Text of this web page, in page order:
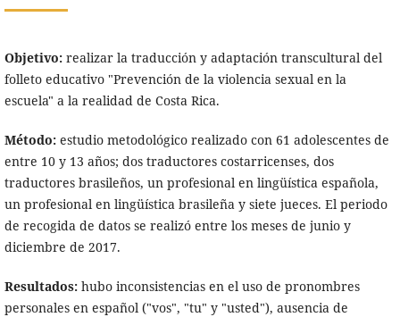
Objetivo: realizar la traducción y adaptación transcultural del
folleto educativo "Prevención de la violencia sexual en la
escuela" a la realidad de Costa Rica.
Método:estudio metodológico realizado con 61 adolescentes de
entre 10 y 13 años; dos traductores costarricenses, dos
traductores brasileños, un profesional en lingüística española,
un profesional en lingüística brasileña y siete jueces. El periodo
de recogida de datos se realizó entre los meses de junio y
diciembre de 2017.
Resultados: hubo inconsistencias en el uso de pronombres
personales en español ("vos", "tu" y "usted"), ausencia de